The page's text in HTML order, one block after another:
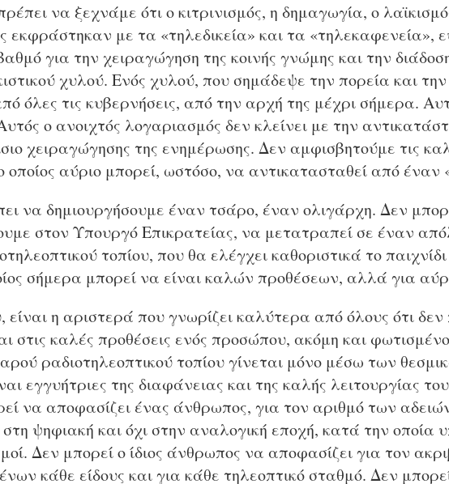
να ξεχνάμε ότι ο κιτρινισμός, η δημαγωγία, ο
εκφράστηκαν με τα «τηλεδικεία» και τα «τηλεκαφενεία»,
για την χειραγώγηση της κοινής γνώμης και την
χυλού. Ενός χυλού, που σημάδεψε την πορεία και την
όλες τις κυβερνήσεις, από την αρχή της μέχρι σήμερα.
ο ανοιχτός λογαριασμός δεν κλείνει με την
χειραγώγησης της ενημέρωσης. Δεν αμφισβητούμε τις
αύριο μπορεί, ωστόσο, να αντικατασταθεί από
να δημιουργήσουμε έναν τσάρο, έναν ολιγάρχη. Δεν
στον Υπουργό Επικρατείας, να μετατραπεί σε έναν
τοπίου, που θα ελέγχει καθοριστικά το
σήμερα μπορεί να είναι καλών προθέσεων, αλλά για
η αριστερά που γνωρίζει καλύτερα από όλους ότι
στις καλές προθέσεις ενός προσώπου, ακόμη και
ραδιοτηλεοπτικού τοπίου γίνεται μόνο μέσω των
εγγυήτριες της διαφάνειας και της καλής λειτουργίας
να αποφασίζει ένας άνθρωπος, για τον αριθμό των
ψηφιακή και όχι στην αναλογική εποχή, κατά την οποία
Δεν μπορεί ο ίδιος άνθρωπος να αποφασίζει για τον
κάθε είδους και για κάθε τηλεοπτικό σταθμό. Δεν